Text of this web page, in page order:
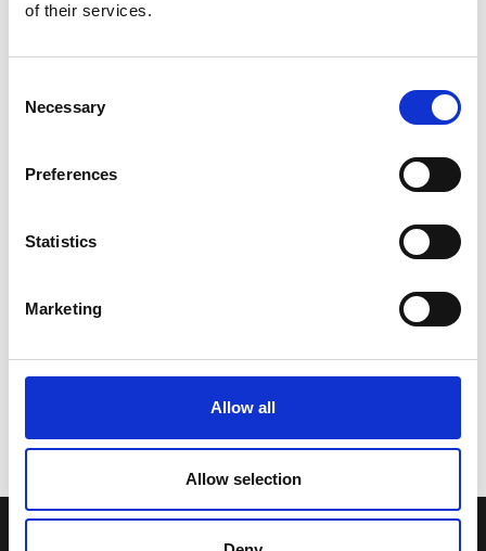
of their services.
Selection
Necessary
Preferences
Statistics
Marketing
Allow all
Allow selection